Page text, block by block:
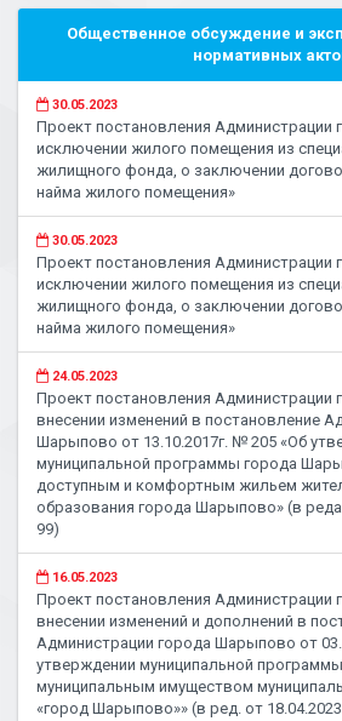
Общественное обсуждение и
нормативных
30.05.2023
Проект постановления
исключении жилого помещения из
жилищного фонда, о заключении
найма жилого помещения»
30.05.2023
Проект постановления
исключении жилого помещения из
жилищного фонда, о заключении
найма жилого помещения»
24.05.2023
Проект постановления
внесении изменений в постановление
Шарыпово от 13.10.2017г. № 205 «Об
муниципальной программы города
доступным и комфортным жильем
образования города Шарыпово» (в
99)
16.05.2023
Проект постановления
внесении изменений и дополнений в
Администрации города Шарыпово от
утверждении муниципальной
муниципальным имуществом
«город Шарыпово»» (в ред. от